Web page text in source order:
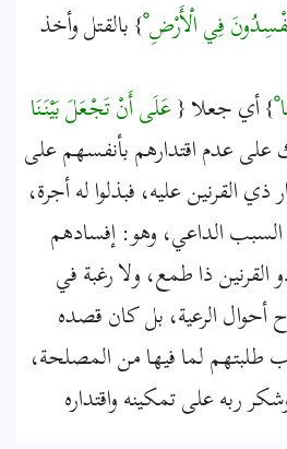
فِي الْأَرْضِ} بالقتل وأخذ
} أي جعلا {عَلَى أَنْ تَجْعَلَ بَيْنَنَا
عدم اقتدارهم بأنفسهم على
ذي القرنين عليه، فبذلوا له أجرة،
الداعي، وهو: إفسادهم
ذا طمع، ولا رغبة في
أحوال الرعية، بل كان قصده
لما فيها من المصلحة،
ربه على تمكينه واقتداره